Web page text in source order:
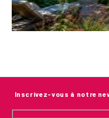
Inscrivez-vous à notre